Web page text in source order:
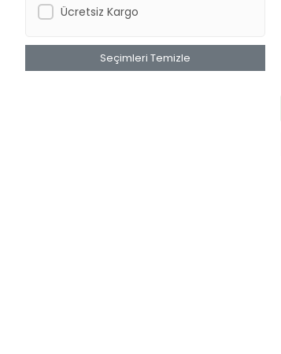
Ücretsiz Kargo
Seçimleri Temizle